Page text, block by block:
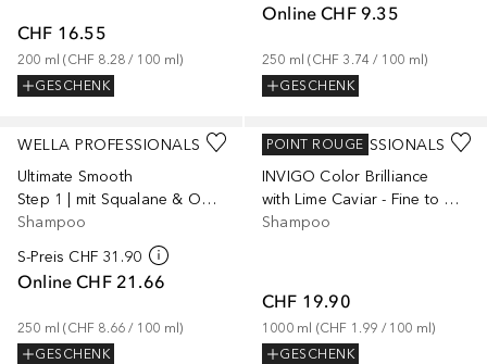
CHF 16.55
200 ml (CHF 8.28 / 100 ml)
GESCHENK
Online CHF 9.35
250 ml (CHF 3.74 / 100 ml)
GESCHENK
WELLA PROFESSIONALS
Ultimate Smooth
Step 1 | mit Squalane & Omega-9
Shampoo
S-Preis CHF 31.90
Online CHF 21.66
250 ml (CHF 8.66 / 100 ml)
GESCHENK
WELLA PROFESSIONALS
INVIGO Color Brilliance
with Lime Caviar - Fine to Medium Coloured Hair
Shampoo
CHF 19.90
1000 ml (CHF 1.99 / 100 ml)
GESCHENK
POINT ROUGE